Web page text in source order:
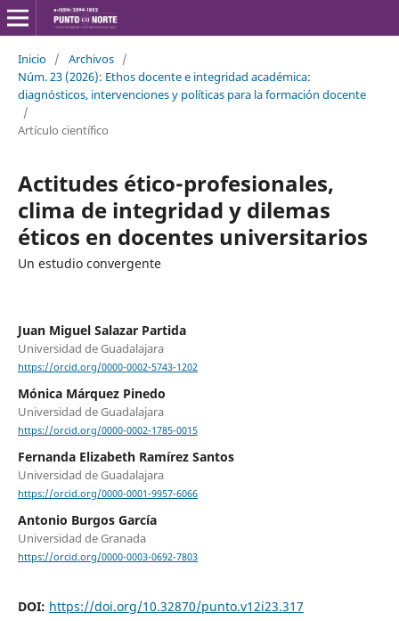
Inicio / Archivos /
Núm. 23 (2026): Ethos docente e integridad académica:
diagnósticos, intervenciones y políticas para la formación docente
/
Artículo científico
Actitudes ético-profesionales,
clima de integridad y dilemas
éticos en docentes universitarios
Un estudio convergente
Juan Miguel Salazar Partida
Universidad de Guadalajara
https://orcid.org/0000-0002-5743-1202
Mónica Márquez Pinedo
Universidad de Guadalajara
https://orcid.org/0000-0002-1785-0015
Fernanda Elizabeth Ramírez Santos
Universidad de Guadalajara
https://orcid.org/0000-0001-9957-6066
Antonio Burgos García
Universidad de Granada
https://orcid.org/0000-0003-0692-7803
DOI: https://doi.org/10.32870/punto.v12i23.317